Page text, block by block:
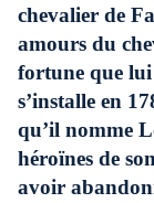
chevalier de
amours du
fortune que lui
s’installe en
qu’il nomme
héroïnes de
avoir